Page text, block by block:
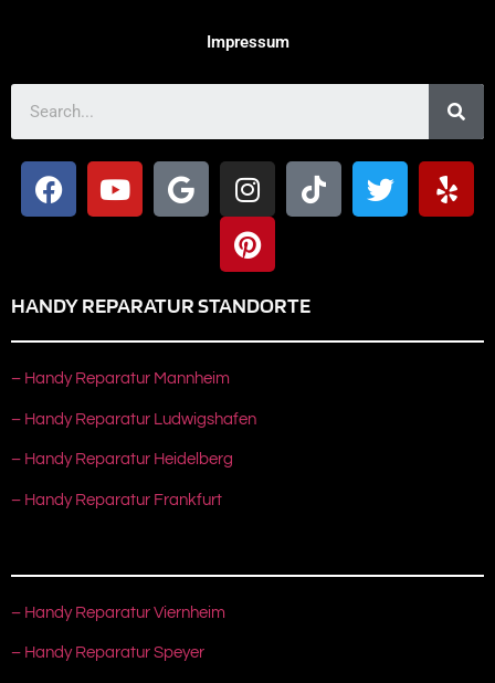
Impressum
HANDY REPARATUR STANDORTE
– Handy Reparatur Mannheim
– Handy Reparatur Ludwigshafen
– Handy Reparatur Heidelberg
– Handy Reparatur Frankfurt
– Handy Reparatur Viernheim
– Handy Reparatur Speyer